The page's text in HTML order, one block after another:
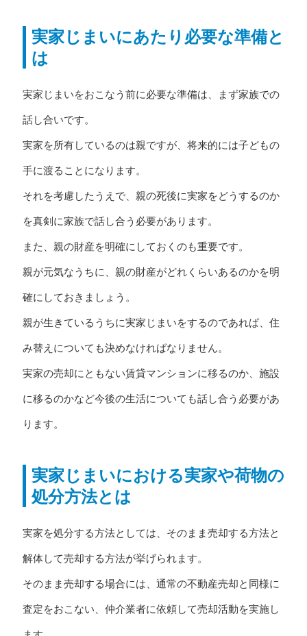
実家じまいにあたり必要な準備と
は
実家じまいをおこなう前に必要な準備は、まず家族での
話し合いです。
実家を所有しているのは親ですが、将来的には子どもの
手に渡ることになります。
それを考慮したうえで、親の死後に実家をどうするのか
を真剣に家族で話し合う必要があります。
また、親の財産を明確にしておくのも重要です。
親が元気なうちに、親の財産がどれくらいあるのかを明
確にしておきましょう。
親が生きているうちに実家じまいをするのであれば、住
み替えについても決めなければなりません。
実家の売却にともない賃貸マンションに移るのか、施設
に移るのかなど今後の生活についても話し合う必要があ
ります。
実家じまいにおける実家や荷物の
処分方法とは
実家を処分する方法としては、そのまま売却する方法と
解体して売却する方法が挙げられます。
そのまま売却する場合には、通常の不動産売却と同様に
査定をおこない、仲介業者に依頼して売却活動を実施し